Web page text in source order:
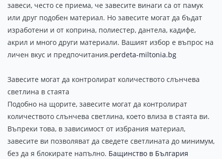
завеси, често се приема, че завесите винаги са от памук
или друг подобен материал. Но завесите могат да бъдат
изработени и от коприна, полиестер, дантела, кадифе,
акрил и много други материали. Вашият избор е въпрос на
личен вкус и предпочитания.perdeta-miltonia.bg
Завесите могат да контролират количеството слънчева
светлина в стаята
Подобно на щорите, завесите могат да контролират
количеството слънчева светлина, което влиза в стаята ви.
Въпреки това, в зависимост от избрания материал,
завесите ви позволяват да сведете светлината до минимум,
без да я блокирате напълно. Бащинство в България